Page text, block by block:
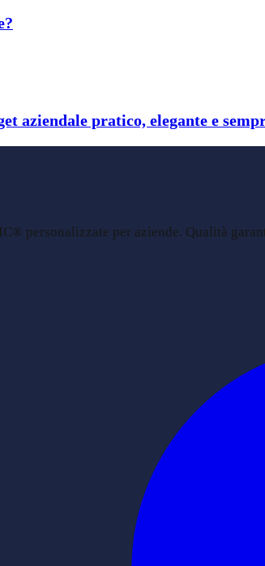
aziendale pratico, elegante e
personalizzate per aziende. Qualità